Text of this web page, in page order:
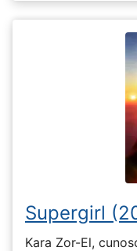
Supergirl
Kara Zor-El,